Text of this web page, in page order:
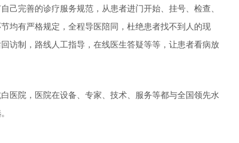
完善的诊疗服务规范，从患者进门开始、挂号、检查、
均有严格规定，全程导医陪同，杜绝患者找不到人的现
访制，路线人工指导，在线医生答疑等等，让患者看病放
医院，医院在设备、专家、技术、服务等都与全国领先水